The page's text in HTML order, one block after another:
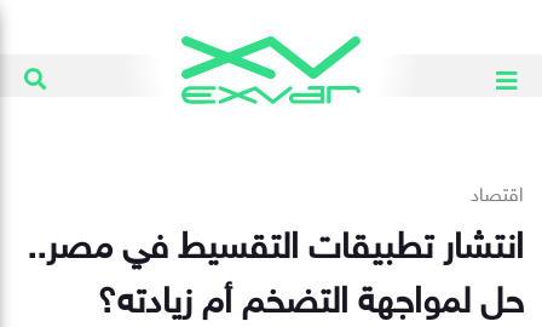
اقتصاد
انتشار تطبيقات التقسيط في مصر..
حل لمواجهة التضخم أم زيادته؟